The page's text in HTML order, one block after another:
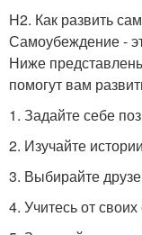
H2. Как развить
Самоубеждение -
Ниже
помогут вам
1. Задайте себе
2. Изучайте
3. Выбирайте
4. Учитесь от